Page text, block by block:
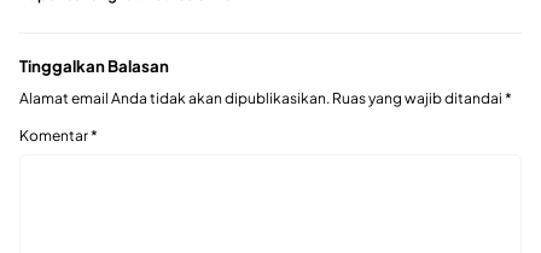
Tinggalkan Balasan
Alamat email Anda tidak akan dipublikasikan. Ruas yang wajib ditandai *
Komentar*